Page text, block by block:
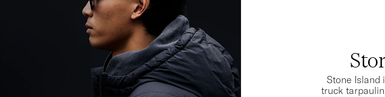
Stone Island
truck